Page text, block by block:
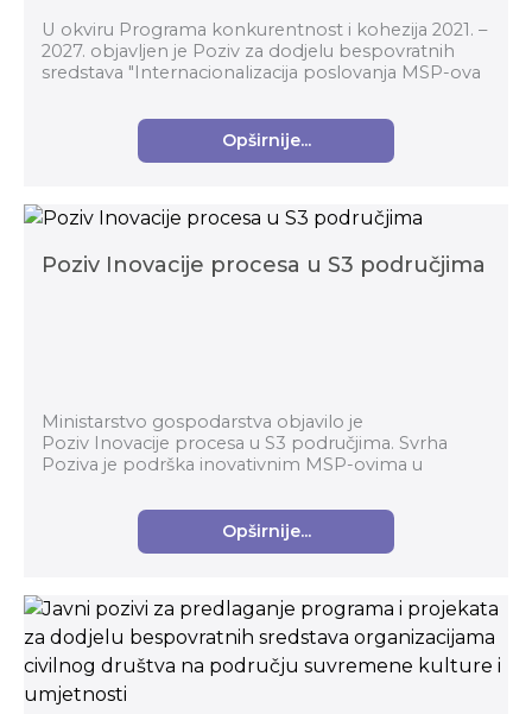
U okviru Programa konkurentnost i kohezija 2021. –
2027. objavljen je Poziv za dodjelu bespovratnih
sredstava "Internacionalizacija poslovanja MSP-ova
Opširnije...
Poziv Inovacije procesa u S3 područjima
Ministarstvo gospodarstva objavilo je
Poziv Inovacije procesa u S3 područjima. Svrha
Poziva je podrška inovativnim MSP-ovima u
inovativnih proizvoda...
Opširnije...